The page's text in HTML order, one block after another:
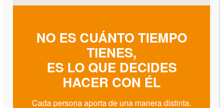
NO ES CUÁNTO TIEMPO
TIENES,
ES LO QUE DECIDES
HACER CON ÉL
Cada persona aporta de una manera distinta.